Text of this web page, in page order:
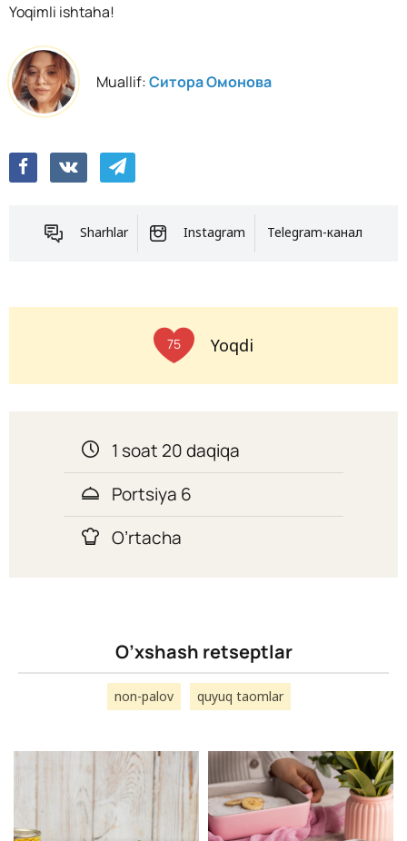
Yoqimli ishtaha!
Muallif:Ситора Омонова
Sharhlar Instagram Telegram-канал
75 Yoqdi
1 soat 20 daqiqa
Portsiya 6
O’rtacha
O’xshash retseptlar
non-palov quyuq taomlar